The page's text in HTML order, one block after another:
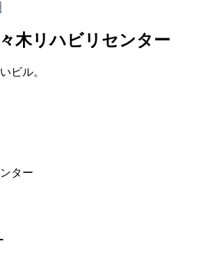
木リハビリセンター
ビル。
ター